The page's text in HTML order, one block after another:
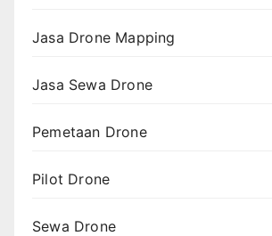
Jasa Drone Mapping
Jasa Sewa Drone
Pemetaan Drone
Pilot Drone
Sewa Drone